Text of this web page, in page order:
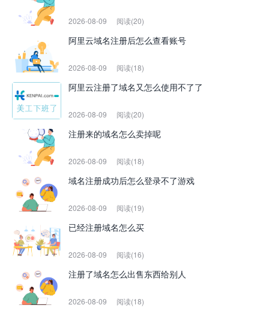
2026-08-09 阅读(20)
阿里云域名注册后怎么查看账号
2026-08-09 阅读(18)
阿里云注册了域名又怎么使用不了了
2026-08-09 阅读(20)
注册来的域名怎么卖掉呢
2026-08-09 阅读(18)
域名注册成功后怎么登录不了游戏
2026-08-09 阅读(19)
已经注册域名怎么买
2026-08-09 阅读(16)
注册了域名怎么出售东西给别人
2026-08-09 阅读(18)